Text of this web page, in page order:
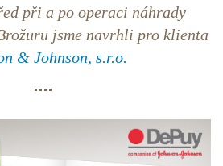
při a po operaci náhrady
jsme navrhli pro klienta
& Johnson, s.r.o.